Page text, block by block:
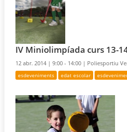
IV Miniolimpíada curs 13-
12 abr. 2014 |9:00 - 14:00 | Poliesportiu
esdeveniments edat escolar